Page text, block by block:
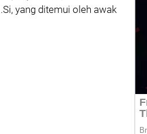
yang ditemui oleh awak